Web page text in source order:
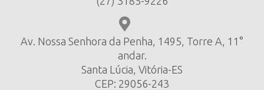
Av. Nossa Senhora da Penha, 1495, Torre A, 11°
andar.
Santa Lúcia, Vitória-ES
CEP: 29056-243